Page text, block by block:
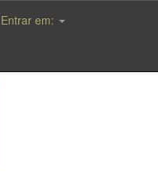
Entrar em: